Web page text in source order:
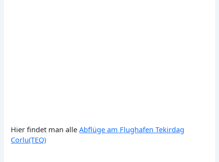
Hier findet man alleAbflüge am Flughafen Tekirdag
Corlu(TEQ)